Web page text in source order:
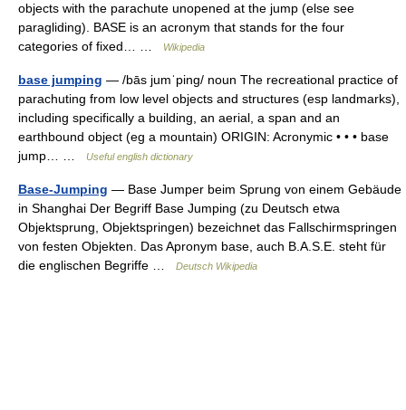
objects with the parachute unopened at the jump (else see
paragliding). BASE is an acronym that stands for the four
categories of fixed… …
Wikipedia
base jumping — /bās jumˈping/ noun The recreational practice of
parachuting from low level objects and structures (esp landmarks),
including specifically a building, an aerial, a span and an
earthbound object (eg a mountain) ORIGIN: Acronymic • • • base
jump… …
Useful english dictionary
Base-Jumping — Base Jumper beim Sprung von einem Gebäude
in Shanghai Der Begriff Base Jumping (zu Deutsch etwa
Objektsprung, Objektspringen) bezeichnet das Fallschirmspringen
von festen Objekten. Das Apronym base, auch B.A.S.E. steht für
die englischen Begriffe …
Deutsch Wikipedia